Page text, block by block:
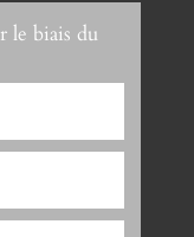
le biais du